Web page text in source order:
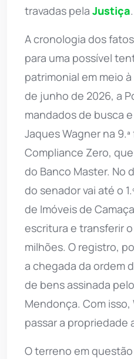
travadas pela Justiça.
A cronologia dos
para uma possível
patrimonial em meio
de junho de 2026, a
mandados de busca
Jaques Wagner na
Compliance Zero,
do Banco Master. No
do senador vai até o
de Imóveis de
escritura e transferir
milhões. O registro,
a chegada da ordem
de bens assinada
Mendonça. Com
passar a propriedade
O terreno em